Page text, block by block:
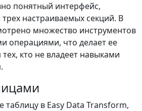
понятный интерфейс,
настраиваемых секций. В
множество инструментов
операциями, что делает ее
кто не владеет навыками
таблицу в Easy Data Transform,